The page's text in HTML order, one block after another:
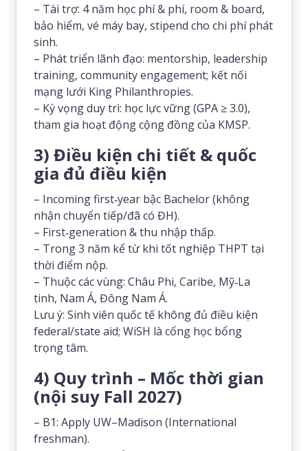
– Tài trợ: 4 năm học phí & phí, room & board,
bảo hiểm, vé máy bay, stipend cho chi phí phát
sinh.
– Phát triển lãnh đạo: mentorship, leadership
training, community engagement; kết nối
mạng lưới King Philanthropies.
– Kỳ vọng duy trì: học lực vững (GPA ≥ 3.0),
tham gia hoạt động cộng đồng của KMSP.
3) Điều kiện chi tiết & quốc
gia đủ điều kiện
– Incoming first‑year bậc Bachelor (không
nhận chuyển tiếp/đã có ĐH).
– First‑generation & thu nhập thấp.
– Trong 3 năm kể từ khi tốt nghiệp THPT tại
thời điểm nộp.
– Thuộc các vùng: Châu Phi, Caribe, Mỹ‑La
tinh, Nam Á, Đông Nam Á.
Lưu ý: Sinh viên quốc tế không đủ điều kiện
federal/state aid; WiSH là cổng học bổng
trọng tâm.
4) Quy trình – Mốc thời gian
(nội suy Fall 2027)
– B1: Apply UW–Madison (International
freshman).